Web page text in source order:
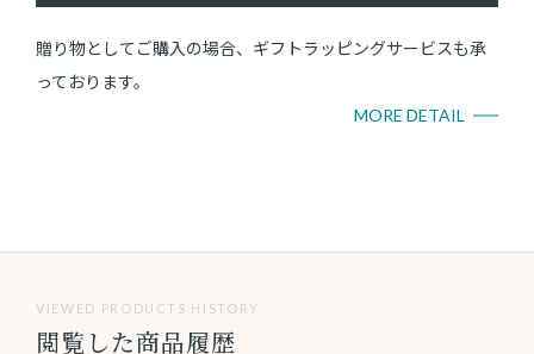
贈り物としてご購入の場合、ギフトラッピングサービスも承
っております。
MORE DETAIL
VIEWED PRODUCTS HISTORY
閲覧した商品履歴